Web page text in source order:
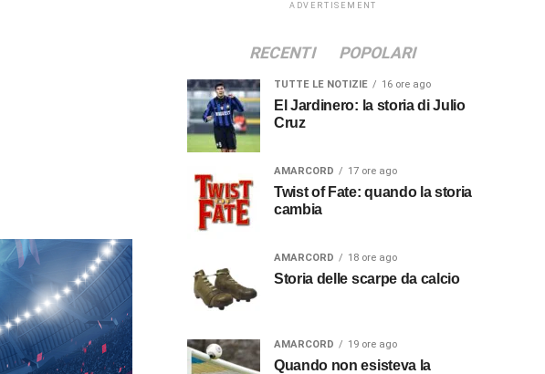
ADVERTISEMENT
RECENTI POPOLARI
TUTTE LE NOTIZIE 16 ore ago
El Jardinero: la storia di Julio
Cruz
AMARCORD 17 ore ago
Twist of Fate: quando la storia
cambia
AMARCORD 18 ore ago
Storia delle scarpe da calcio
AMARCORD 19 ore ago
Quando non esisteva la